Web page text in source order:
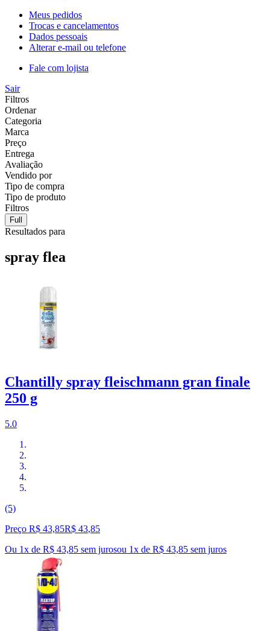
Meus pedidos
Trocas e cancelamentos
Dados pessoais
Alterar e-mail ou telefone
Fale com lojista
Sair
Filtros
Ordenar
Categoria
Marca
Preço
Entrega
Avaliação
Vendido por
Tipo de compra
Tipo de produto
Filtros
Full
Resultados para
spray flea
Chantilly spray fleischmann gran finale
250 g
5.0
(5)
Preço R$ 43,85R$ 43,85
Ou 1x de R$ 43,85 sem jurosou 1x de R$ 43,85 sem juros